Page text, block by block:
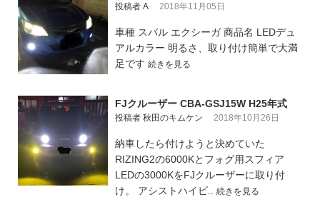
投稿者 A 2018年11月05日
車種 スバル エクシーガ 商品名 LEDデュ
アルカラー 明るさ、取り付け簡単で大満
足です 続きを見る
FJクルーザー CBA-GSJ15W H25年式
投稿者 秋田のキムケン 2018年10月26日
納車したら付けようと決めていた
RIZING2の6000Kとフォグ用スフィア
LEDの3000KをFJクルーザーに取り付
け。 アシストハイビ.. 続きを見る